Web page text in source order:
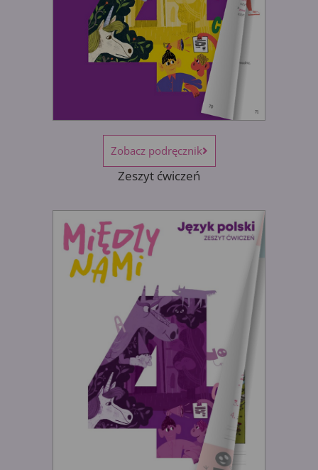
Zobacz podręcznik
Zeszyt ćwiczeń